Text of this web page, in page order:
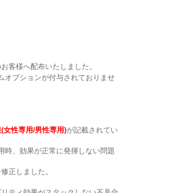
客様へ配布いたしました。
オプションが付与されておりませ
女性専用/男性専用)が記載されてい
時、効果が正常に発揮しない問題
正しました。